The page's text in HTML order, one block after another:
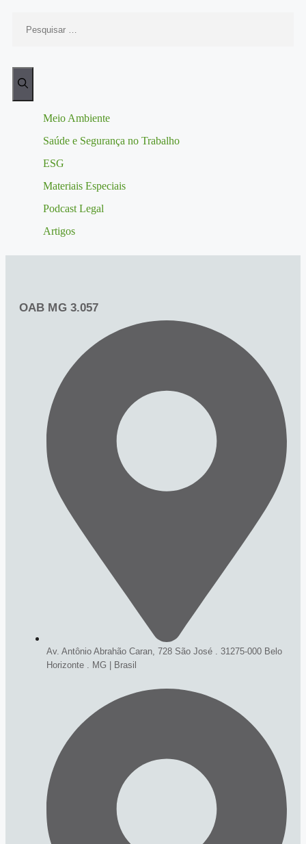
Meio Ambiente
Saúde e Segurança no Trabalho
ESG
Materiais Especiais
Podcast Legal
Artigos
OAB MG 3.057
Av. Antônio Abrahão Caran, 728 São José . 31275-000 Belo
Horizonte . MG | Brasil